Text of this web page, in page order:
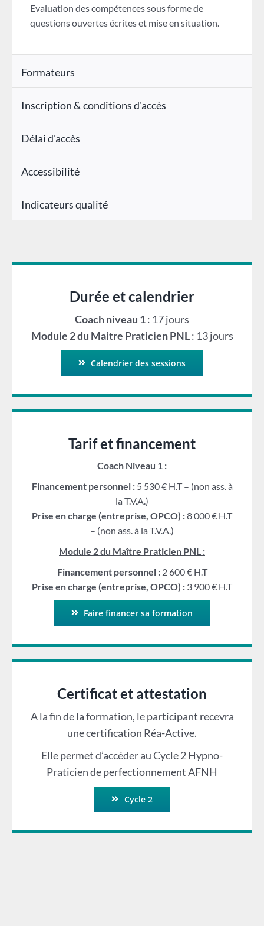
Evaluation des compétences sous forme de
questions ouvertes écrites et mise en situation.
Formateurs
Inscription & conditions d'accès
Délai d'accès
Accessibilité
Indicateurs qualité
Durée et calendrier
Coach niveau 1: 17 jours
Module 2 du Maitre Praticien PNL: 13 jours
Calendrier des sessions
Tarif et financement
Coach Niveau 1 :
Financement personnel : 5 530 € H.T – (non ass. à
la T.V.A.)
Prise en charge (entreprise, OPCO) :8 000 € H.T
– (non ass. à la T.V.A.)
Module 2 du Maître Praticien PNL :
Financement personnel : 2 600 € H.T
Prise en charge (entreprise, OPCO) : 3 900 € H.T
Faire financer sa formation
Certificat et attestation
A la fin de la formation, le participant recevra
une certification Réa-Active.
Elle permet d’accéder au Cycle 2 Hypno-
Praticien de perfectionnement AFNH
Cycle 2